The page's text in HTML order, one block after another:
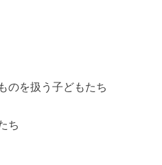
のを扱う子どもたち
ち